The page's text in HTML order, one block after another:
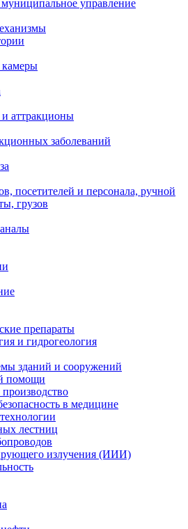
муниципальное управление
аттракционы
заболеваний
посетителей и персонала, ручной
грузов
препараты
и гидрогеология
зданий и сооружений
помощи
в медицине
лестниц
излучения (ИИИ)